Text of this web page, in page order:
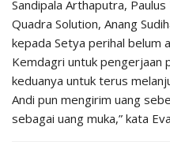
Sandipala Arthaputra,
Quadra Solution, Anang
kepada Setya perihal belum
Kemdagri untuk pengerjaan
keduanya untuk terus
Andi pun mengirim uang
sebagai uang muka,” kata